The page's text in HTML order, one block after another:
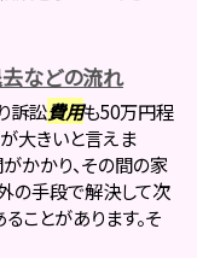
などの流れ
訴訟費用も50万円程
大きいと言えま
かかり、その間の家
の手段で解決して次
ことがあります。そ